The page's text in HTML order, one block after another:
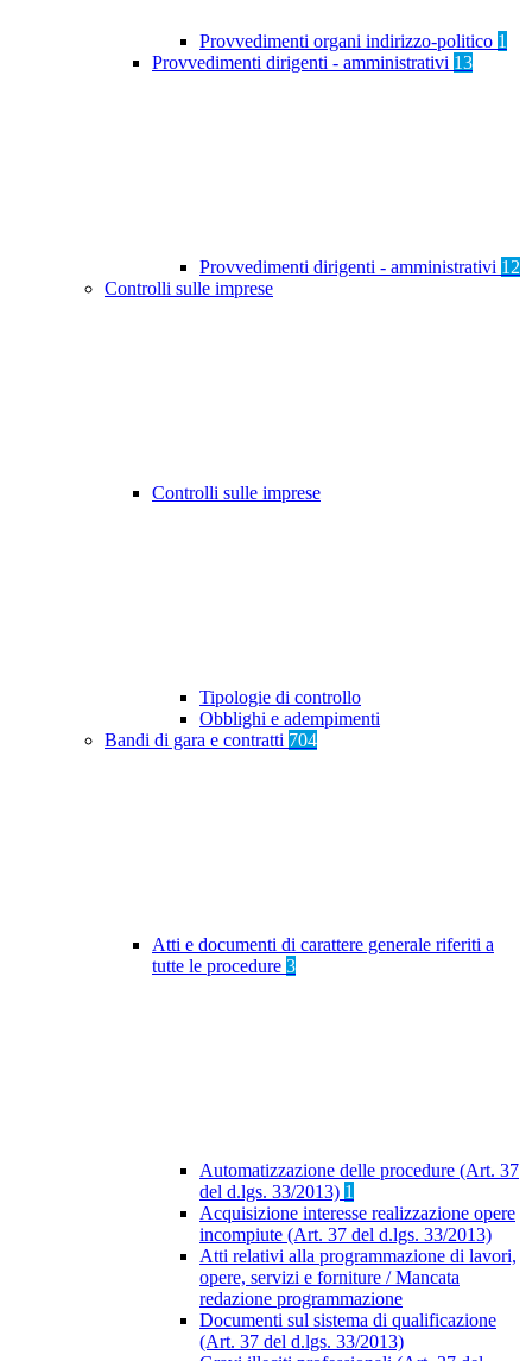
Provvedimenti organi indirizzo-politico 1
Provvedimenti dirigenti - amministrativi 13
Provvedimenti dirigenti - amministrativi 12
Controlli sulle imprese
Controlli sulle imprese
Tipologie di controllo
Obblighi e adempimenti
Bandi di gara e contratti 704
Atti e documenti di carattere generale riferiti a
tutte le procedure 3
Automatizzazione delle procedure (Art. 37
del d.lgs. 33/2013) 1
Acquisizione interesse realizzazione opere
incompiute (Art. 37 del d.lgs. 33/2013)
Atti relativi alla programmazione di lavori,
opere, servizi e forniture / Mancata
redazione programmazione
Documenti sul sistema di qualificazione
(Art. 37 del d.lgs. 33/2013)